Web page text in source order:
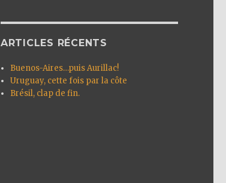
ARTICLES RÉCENTS
Buenos-Aires…puis Aurillac!
Uruguay, cette fois par la côte
Brésil, clap de fin.